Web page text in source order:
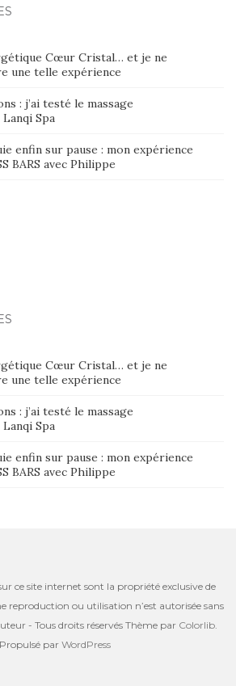
Cœur Cristal… et je ne
une telle expérience
: j’ai testé le massage
Spa
enfin sur pause : mon expérience
BARS avec Philippe
Cœur Cristal… et je ne
une telle expérience
: j’ai testé le massage
Spa
enfin sur pause : mon expérience
BARS avec Philippe
ce site internet sont la propriété exclusive de
reproduction ou utilisation n’est autorisée sans
- Tous droits réservés Thème par Colorlib.
Propulsé par WordPress